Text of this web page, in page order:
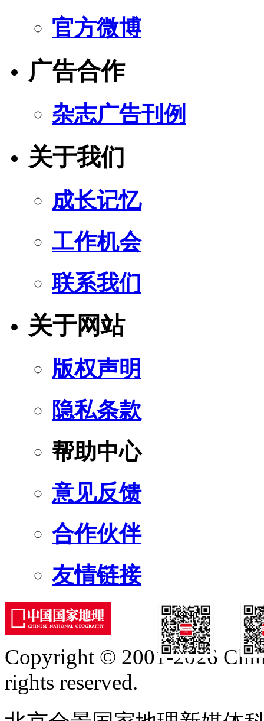
官方微博
广告合作
杂志广告刊例
关于我们
成长记忆
工作机会
联系我们
关于网站
版权声明
隐私条款
帮助中心
意见反馈
合作伙伴
友情链接
订阅号
Copyright © 2001-2026
rights reserved.